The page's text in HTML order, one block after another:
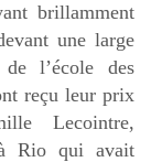
brillamment
une large
de l’école des
reçu leur prix
Lecointre,
Rio qui avait